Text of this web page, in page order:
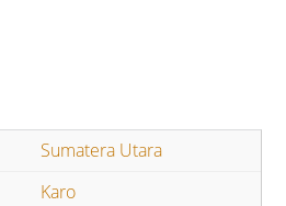
Sumatera Utara
Karo